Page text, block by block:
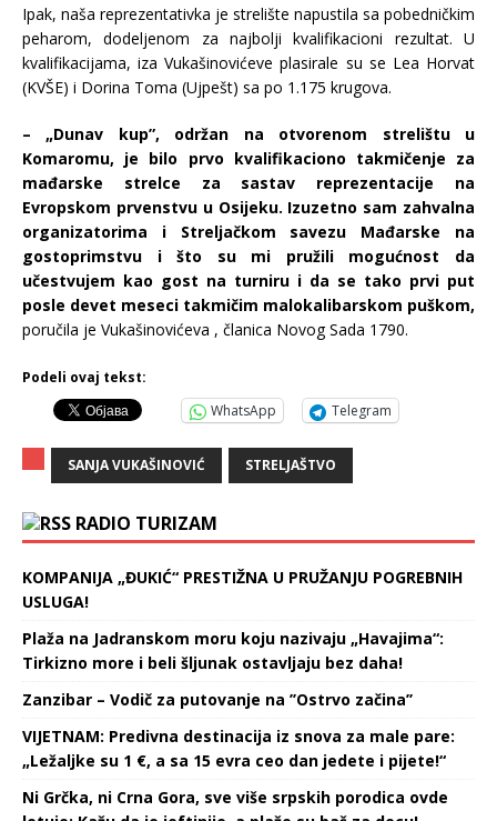
Ipak, naša reprezentativka je strelište napustila sa pobedničkim
peharom, dodeljenom za najbolji kvalifikacioni rezultat. U
kvalifikacijama, iza Vukašinovićeve plasirale su se Lea Horvat
(KVŠE) i Dorina Toma (Ujpešt) sa po 1.175 krugova.
– „Dunav kup”, održan na otvorenom strelištu u
Komaromu, je bilo prvo kvalifikaciono takmičenje za
mađarske strelce za sastav reprezentacije na
Evropskom prvenstvu u Osijeku. Izuzetno sam zahvalna
organizatorima i Streljačkom savezu Mađarske na
gostoprimstvu i što su mi pružili mogućnost da
učestvujem kao gost na turniru i da se tako prvi put
posle devet meseci takmičim malokalibarskom puškom,
poručila je Vukašinovićeva , članica Novog Sada 1790.
Podeli ovaj tekst:
WhatsApp
Telegram
SANJA VUKAŠINOVIĆ STRELJAŠTVO
RADIO TURIZAM
KOMPANIJA „ĐUKIĆ“ PRESTIŽNA U PRUŽANJU POGREBNIH
USLUGA!
Plaža na Jadranskom moru koju nazivaju „Havajima“:
Tirkizno more i beli šljunak ostavljaju bez daha!
Zanzibar – Vodič za putovanje na ’’Ostrvo začina’’
VIJETNAM: Predivna destinacija iz snova za male pare:
„Ležaljke su 1 €, a sa 15 evra ceo dan jedete i pijete!“
Ni Grčka, ni Crna Gora, sve više srpskih porodica ovde